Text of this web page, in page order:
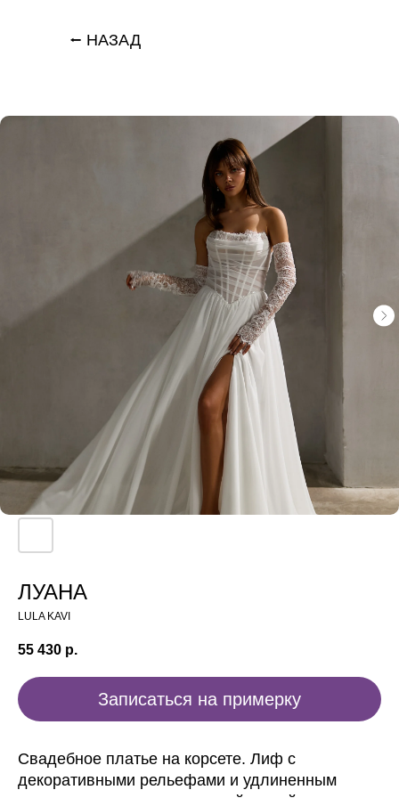
⭠ НАЗАД
ЛУАНА
LULA KAVI
55 430 р.
Записаться на примерку
Свадебное платье на корсете. Лиф с
декоративными рельефами и удлиненным